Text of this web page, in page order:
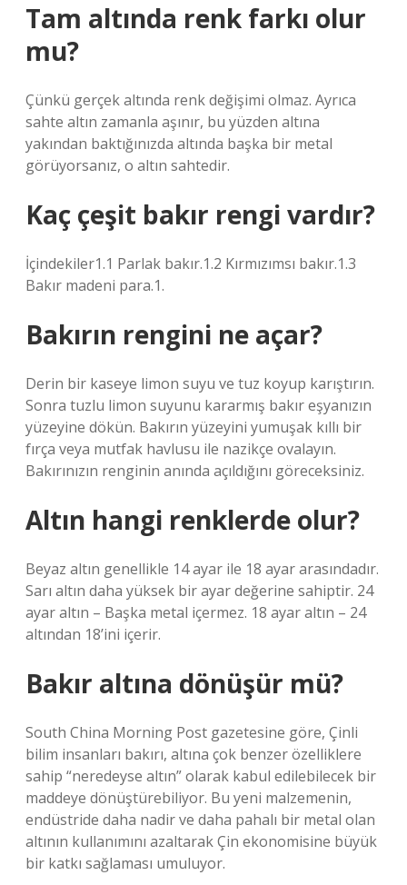
Tam altında renk farkı olur
mu?
Çünkü gerçek altında renk değişimi olmaz. Ayrıca
sahte altın zamanla aşınır, bu yüzden altına
yakından baktığınızda altında başka bir metal
görüyorsanız, o altın sahtedir.
Kaç çeşit bakır rengi vardır?
İçindekiler1.1 Parlak bakır.1.2 Kırmızımsı bakır.1.3
Bakır madeni para.1.
Bakırın rengini ne açar?
Derin bir kaseye limon suyu ve tuz koyup karıştırın.
Sonra tuzlu limon suyunu kararmış bakır eşyanızın
yüzeyine dökün. Bakırın yüzeyini yumuşak kıllı bir
fırça veya mutfak havlusu ile nazikçe ovalayın.
Bakırınızın renginin anında açıldığını göreceksiniz.
Altın hangi renklerde olur?
Beyaz altın genellikle 14 ayar ile 18 ayar arasındadır.
Sarı altın daha yüksek bir ayar değerine sahiptir. 24
ayar altın – Başka metal içermez. 18 ayar altın – 24
altından 18’ini içerir.
Bakır altına dönüşür mü?
South China Morning Post gazetesine göre, Çinli
bilim insanları bakırı, altına çok benzer özelliklere
sahip “neredeyse altın” olarak kabul edilebilecek bir
maddeye dönüştürebiliyor. Bu yeni malzemenin,
endüstride daha nadir ve daha pahalı bir metal olan
altının kullanımını azaltarak Çin ekonomisine büyük
bir katkı sağlaması umuluyor.